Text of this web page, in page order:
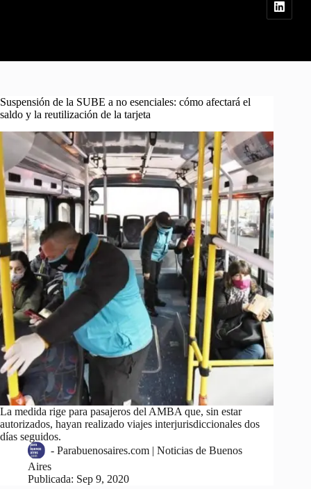
Suspensión de la SUBE a no esenciales: cómo afectará el
saldo y la reutilización de la tarjeta
La medida rige para pasajeros del AMBA que, sin estar
autorizados, hayan realizado viajes interjurisdiccionales dos
días seguidos.
- Parabuenosaires.com | Noticias de Buenos
Aires
Publicada: Sep 9, 2020